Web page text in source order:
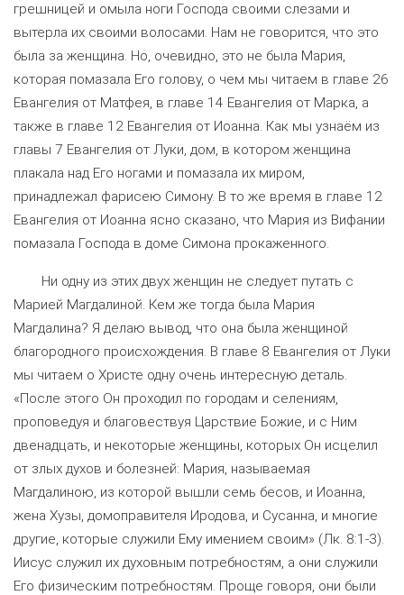
грешницей и омыла ноги Господа своими слезами и
вытерла их своими волосами. Нам не говорится, что это
была за женщина. Но, очевидно, это не была Мария,
которая помазала Его голову, о чем мы читаем в главе 26
Евангелия от Матфея, в главе 14 Евангелия от Марка, а
также в главе 12 Евангелия от Иоанна. Как мы узнаём из
главы 7 Евангелия от Луки, дом, в котором женщина
плакала над Его ногами и помазала их миром,
принадлежал фарисею Симону. В то же время в главе 12
Евангелия от Иоанна ясно сказано, что Мария из Вифании
помазала Господа в доме Симона прокаженного.
Ни одну из этих двух женщин не следует путать с
Марией Магдалиной. Кем же тогда была Мария
Магдалина? Я делаю вывод, что она была женщиной
благородного происхождения. В главе 8 Евангелия от Луки
мы читаем о Христе одну очень интересную деталь.
«После этого Он проходил по городам и селениям,
проповедуя и благовествуя Царствие Божие, и с Ним
двенадцать, и некоторые женщины, которых Он исцелил
от злых духов и болезней: Мария, называемая
Магдалиною, из которой вышли семь бесов, и Иоанна,
жена Хузы, домоправителя Иродова, и Сусанна, и многие
другие, которые служили Ему имением своим» (Лк. 8:1-3).
Иисус служил их духовным потребностям, а они служили
Его физическим потребностям. Проще говоря, они были